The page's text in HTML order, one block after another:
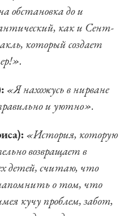
обстановка до и
как и Сент-
который создает
«Я нахожусь в нирване
и уютно».
«История, которую
возвращает в
детей, считаю, что
о том, что
кучу проблем, забот,